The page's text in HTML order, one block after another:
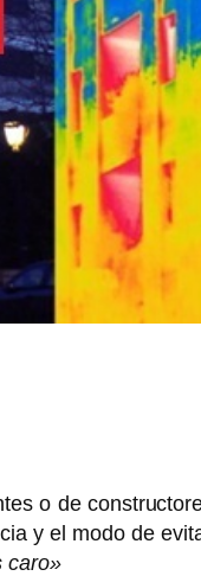
o de
y el modo de
caro»